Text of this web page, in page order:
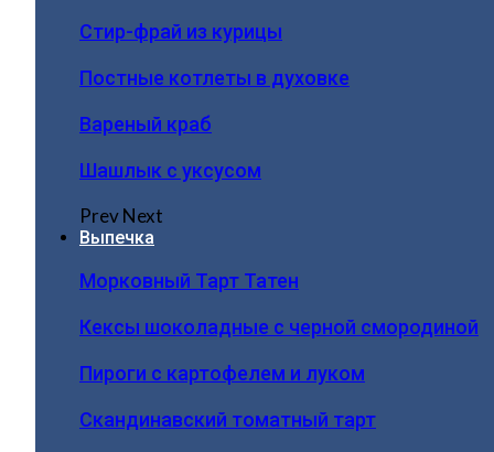
Стир-фрай из курицы
Постные котлеты в духовке
Вареный краб
Шашлык с уксусом
PrevNext
Выпечка
Морковный Тарт Татен
Кексы шоколадные с черной смородиной
Пироги c картофелем и луком
Скандинавский томатный тарт